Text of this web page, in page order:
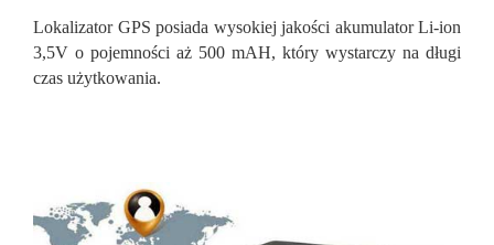
Lokalizator GPS posiada wysokiej jakości akumulator Li-ion
3,5V o pojemności aż 500 mAH, który wystarczy na długi
czas użytkowania.